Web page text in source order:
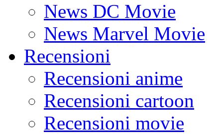
News DC Movie
News Marvel Movie
Recensioni
Recensioni anime
Recensioni cartoon
Recensioni movie